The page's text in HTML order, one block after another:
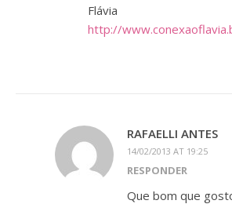
Flávia
http://
RAFAELLI ANTES
14/02/2013 AT 19:25
RESPONDER
Que bom que